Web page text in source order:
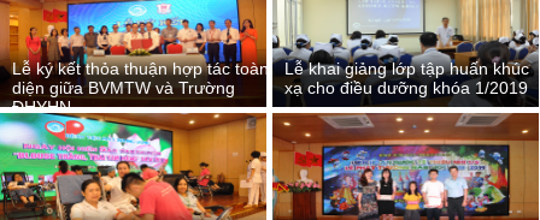
Lễ ký kết thỏa thuận hợp tác toàn
diện giữa BVMTW và Trường
ĐHYHN
Lễ khai giảng lớp tập huấn khúc
xạ cho điều dưỡng khóa 1/2019